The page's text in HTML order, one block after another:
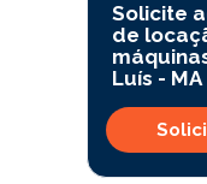
Solicite
de
Luís - MA